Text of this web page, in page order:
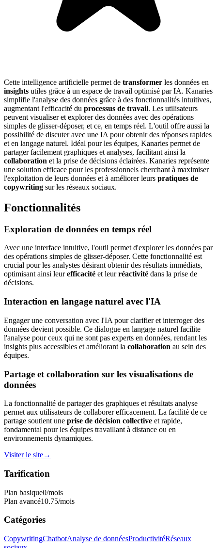
Cette intelligence artificielle permet de transformer les données en
insights utiles grâce à un espace de travail optimisé par IA. Kanaries
simplifie l'analyse des données grâce à des fonctionnalités intuitives,
augmentant l'efficacité du processus de travail. Les utilisateurs
peuvent visualiser et explorer des données avec des opérations
simples de glisser-déposer, et ce, en temps réel. L'outil offre aussi la
possibilité de discuter avec une IA pour obtenir des réponses rapides
et en langage naturel. Idéal pour les équipes, Kanaries permet de
partager facilement graphiques et analyses, facilitant ainsi la
collaboration et la prise de décisions éclairées. Kanaries représente
une solution efficace pour les professionnels cherchant à maximiser
l'exploitation de leurs données et à améliorer leurs pratiques de
copywriting sur les réseaux sociaux.
Fonctionnalités
Exploration de données en temps réel
Avec une interface intuitive, l'outil permet d'explorer les données par
des opérations simples de glisser-déposer. Cette fonctionnalité est
crucial pour les analystes désirant obtenir des résultats immédiats,
optimisant ainsi leurefficacité et leurréactivité dans la prise de
décisions.
Interaction en langage naturel avec l'IA
Engager une conversation avec l'IA pour clarifier et interroger des
données devient possible. Ce dialogue en langage naturel facilite
l'analyse pour ceux qui ne sont pas experts en données, rendant les
insights plus accessibles et améliorant la collaboration au sein des
équipes.
Partage et collaboration sur les visualisations de
données
La fonctionnalité de partager des graphiques et résultats analyse
permet aux utilisateurs de collaborer efficacement. La facilité de ce
partage soutient une prise de décision collective et rapide,
fondamental pour les équipes travaillant à distance ou en
environnements dynamiques.
Visiter le site→
Tarification
Plan basique0/mois
Plan avancé10.75/mois
Catégories
CopywritingChatbotAnalyse de donnéesProductivitéRéseaux